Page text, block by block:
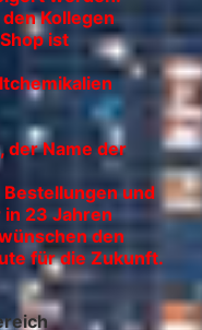
Kollegen
ist
der Name der
und
23 Jahren
den
für die Zukunft.